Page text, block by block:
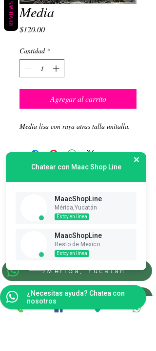
Media
$120.00Precio
Cantidad *
Agregar al carrito
Media lisa con raya atras talla unitalla.
Ver puntos
Merida, Yucatan
Resto de la Republica
REVIEWS
Chatear con Maac Shop Line
MaacShopLine
Mérida,Yucatán
Estoy en línea
MaacShopLine
Resto de Mexico
Estoy en línea
¿Necesitas ayuda? Chatea con
nosotros